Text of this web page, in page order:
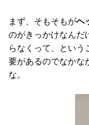
まず、そもそもがヘ
のがきっかけなんだ
らなくって、とい
要があるのでなかな
な。